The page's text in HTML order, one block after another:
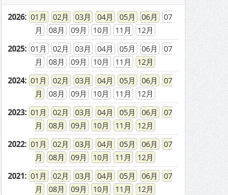
2026: 01 02 03 04 05 06
07
08
09 10 11
12
2025: 01 02 03 04 05 06
07
08
09 10 11
12
2024: 01 02 03 04 05 06
07
08
09 10 11
12
2023: 01 02 03 04 05 06
07
08
09 10 11
12
2022: 01 02 03 04 05 06
07
08
09 10 11
12
2021: 01 02 03 04 05 06
07
08
09 10 11
12